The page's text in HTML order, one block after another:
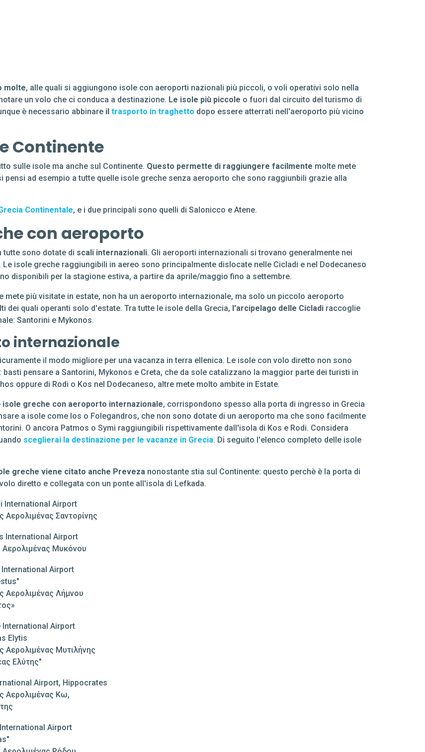
molte, alle quali si aggiungono isole con aeroporti nazionali più piccoli, o voli operativi solo nella
un volo che ci conduca a destinazione. Le isole più piccole o fuori dal circuito del turismo di
è necessario abbinare il trasporto in traghetto dopo essere atterrati nell'aeroporto più vicino
Continente
sulle isole ma anche sul Continente. Questo permette di raggiungere facilmente molte mete
pensi ad esempio a tutte quelle isole greche senza aeroporto che sono raggiunbili grazie alla
Continentale, e i due principali sono quelli di Salonicco e Atene.
con aeroporto
tutte sono dotate di scali internazionali. Gli aeroporti internazionali si trovano generalmente nei
isole greche raggiungibili in aereo sono principalmente dislocate nelle Cicladi e nel Dodecaneso
disponibili per la stagione estiva, a partire da aprile/maggio fino a settembre.
mete più visitate in estate, non ha un aeroporto internazionale, ma solo un piccolo aeroporto
dei quali operanti solo d'estate. Tra tutte le isole della Grecia, l'arcipelago delle Cicladi raccoglie
Santorini e Mykonos.
internazionale
il modo migliore per una vacanza in terra ellenica. Le isole con volo diretto non sono
pensare a Santorini, Mykonos e Creta, che da sole catalizzano la maggior parte dei turisti in
oppure di Rodi o Kos nel Dodecaneso, altre mete molto ambite in Estate.
isole greche con aeroporto internazionale, corrispondono spesso alla porta di ingresso in Grecia
a isole come Ios o Folegandros, che non sono dotate di un aeroporto ma che sono facilmente
O ancora Patmos o Symi raggiungibili rispettivamente dall'isola di Kos e Rodi. Considera
sceglierai la destinazione per le vacanze in Grecia. Di seguito l'elenco completo delle isole
greche viene citato anche Preveza nonostante stia sul Continente: questo perchè è la porta di
diretto e collegata con un ponte all'isola di Lefkada.
International Airport
Αερολιμένας Σαντορίνης
International Airport
Αερολιμένας Μυκόνου
Airport
Αερολιμένας Λήμνου
International Airport
Elytis
Αερολιμένας Μυτιλήνης
Ελύτης"
Airport, Hippocrates
Αερολιμένας Κω,
Airport